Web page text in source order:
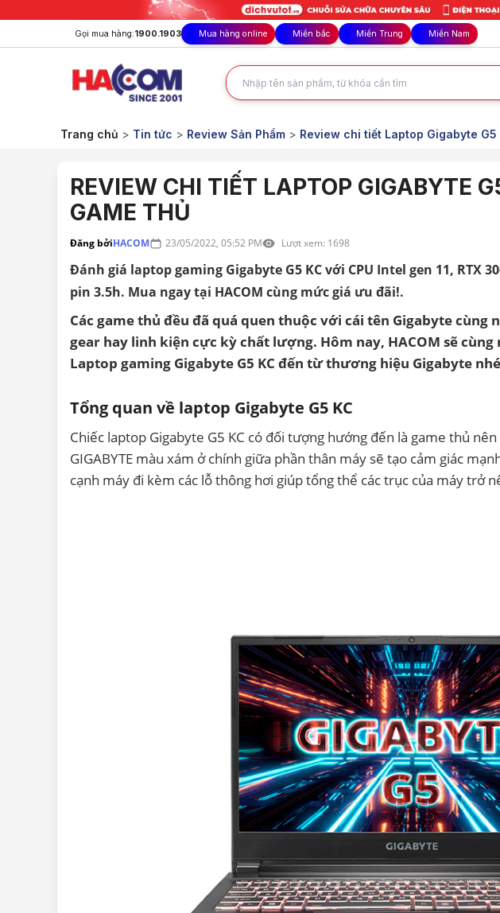
Gọi mua hàng:1900.1903 Mua hàng online Miền bắc Miền Trung Miền Nam
Trang chủ > Tin tức > Review Sản Phẩm > Review chi tiết Laptop Gigabyte
REVIEW CHI TIẾT LAPTOP GIGABYTE
GAME THỦ
Đăng bởiHACOM 23/05/2022, 05:52 PM Lượt xem: 1698
Đánh giá laptop gaming Gigabyte G5 KC với CPU Intel gen 11, RTX
pin 3.5h. Mua ngay tại HACOM cùng mức giá ưu đãi!.
Các game thủ đều đã quá quen thuộc với cái tên Gigabyte
gear hay linh kiện cực kỳ chất lượng. Hôm nay, HACOM sẽ
Laptop gaming Gigabyte G5 KC đến từ thương hiệu Gigabyte
Tổng quan về laptop Gigabyte G5 KC
Chiếc laptop Gigabyte G5 KC có đối tượng hướng đến là game thủ
GIGABYTE màu xám ở chính giữa phần thân máy sẽ tạo cảm giác
cạnh máy đi kèm các lỗ thông hơi giúp tổng thể các trục của máy trở